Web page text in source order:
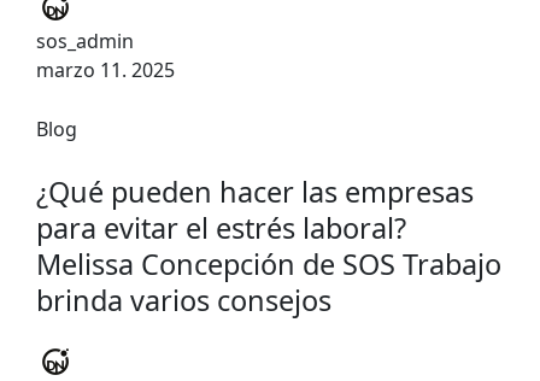
sos_admin
marzo 11. 2025
Blog
¿Qué pueden hacer las empresas
para evitar el estrés laboral?
Melissa Concepción de SOS Trabajo
brinda varios consejos